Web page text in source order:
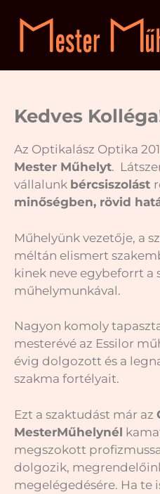
Kedves
Az Optikalász Optika
Mester Műhelyt.
vállalunk bércsiszolást
minőségben, rövid
Műhelyünk vezetője, a
méltán elismert
kinek neve egybeforrt a
műhelymunkával.
Nagyon komoly
mesterévé az Essilor
évig dolgozott és a
szakma fortélyait.
Ezt a szaktudást már az
MesterMűhelynél
megszokott
dolgozik,
megelégedésére. Ha te